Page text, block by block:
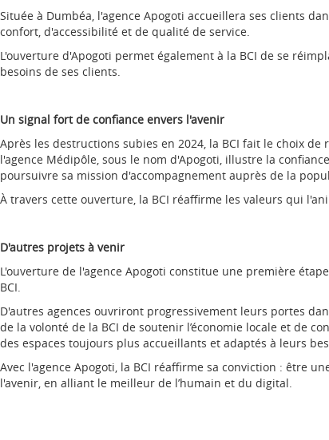
Située à Dumbéa, l'agence Apogoti accueillera ses clients
confort, d'accessibilité et de qualité de service.
L'ouverture d'Apogoti permet également à la BCI de se
besoins de ses clients.
Un signal fort de confiance envers l'avenir
Après les destructions subies en 2024, la BCI fait le choix
l'agence Médipôle, sous le nom d'Apogoti, illustre la
poursuivre sa mission d'accompagnement auprès de la
À travers cette ouverture, la BCI réaffirme les valeurs qui
D'autres projets à venir
L'ouverture de l'agence Apogoti constitue une première
BCI.
D'autres agences ouvriront progressivement leurs portes
de la volonté de la BCI de soutenir l’économie locale et de
des espaces toujours plus accueillants et adaptés à leurs
Avec l'agence Apogoti, la BCI réaffirme sa conviction : être
l'avenir, en alliant le meilleur de l’humain et du digital.